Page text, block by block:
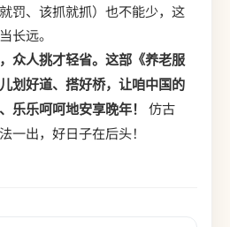
罚、该抓就抓）也不能少，这
长远。
众人挑才轻省。这部《养老服
划好道、搭好桥，让咱中国的
乐乐呵呵地安享晚年！
仿古
一出，好日子在后头！